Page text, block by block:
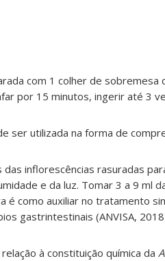
com 1 colher de sobremesa
por 15 minutos, ingerir até 3
ser utilizada na forma de
das inflorescências rasuradas
e da luz. Tomar 3 a 9 ml
é como auxiliar no tratamento
gastrintestinais (ANVISA,
relação à constituição química da